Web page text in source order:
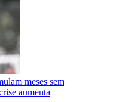
meses sem
aumenta